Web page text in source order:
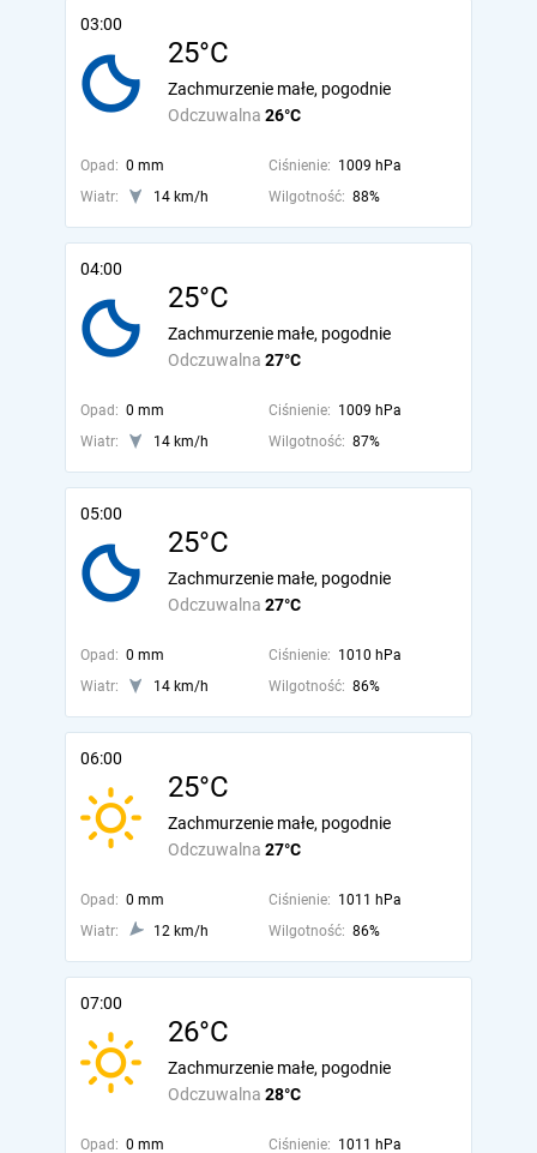
03:00
25°C
Odczuwalna 26°C
Zachmurzenie małe, pogodnie
Opad: 0 mm Ciśnienie: 1009 hPa
Wiatr:
14 km/h Wilgotność: 88%
04:00
25°C
Odczuwalna 27°C
Zachmurzenie małe, pogodnie
Opad: 0 mm Ciśnienie: 1009 hPa
Wiatr:
14 km/h Wilgotność: 87%
05:00
25°C
Odczuwalna 27°C
Zachmurzenie małe, pogodnie
Opad: 0 mm Ciśnienie: 1010 hPa
Wiatr:
14 km/h Wilgotność: 86%
06:00
25°C
Odczuwalna 27°C
Zachmurzenie małe, pogodnie
Opad: 0 mm Ciśnienie: 1011 hPa
Wiatr:
12 km/h Wilgotność: 86%
07:00
26°C
Odczuwalna 28°C
Zachmurzenie małe, pogodnie
Opad: 0 mm Ciśnienie: 1011 hPa